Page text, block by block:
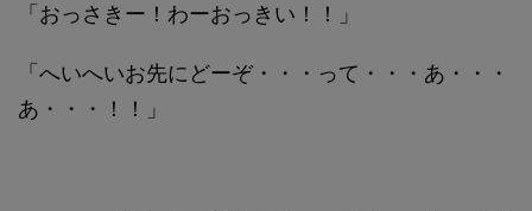
「おっさきー！わーおっきい！！」
「へいへいお先にどーぞ・・・って・・・あ・・・
あ・・・！！」